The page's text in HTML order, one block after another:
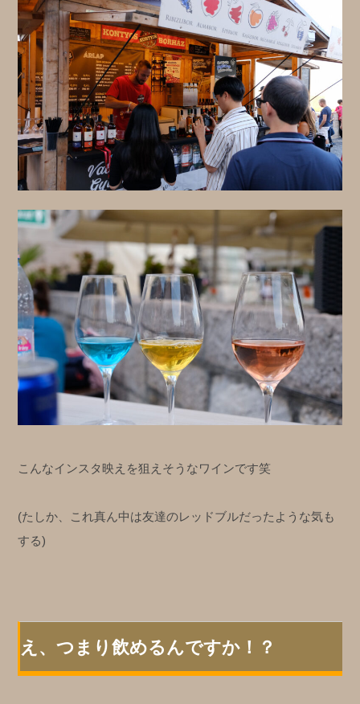
こんなインスタ映えを狙えそうなワインです笑
(たしか、これ真ん中は友達のレッドブルだったような気も
する)
え、つまり飲めるんですか！？